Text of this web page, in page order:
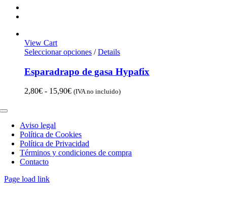
View Cart
Seleccionar opciones / Details
Esparadrapo de gasa Hypafix
2,80€ - 15,90€Rango
hasta
15,90€
(IVA no incluido)
Toggle
NavigationAviso legal
Política de Cookies
Política de Privacidad
Términos y condiciones de compra
Contacto
Page load link